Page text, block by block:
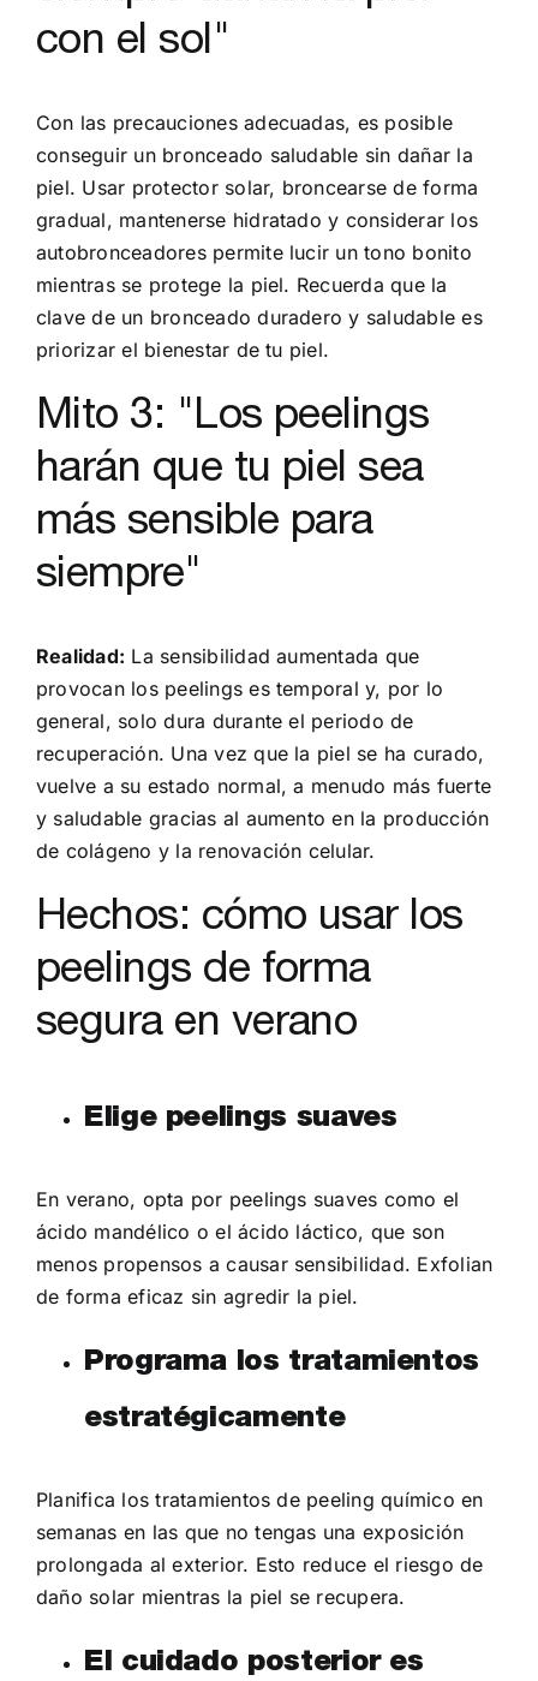
con el sol"
Con las precauciones adecuadas, es posible
conseguir un bronceado saludable sin dañar la
piel. Usar protector solar, broncearse de forma
gradual, mantenerse hidratado y considerar los
autobronceadores permite lucir un tono bonito
mientras se protege la piel. Recuerda que la
clave de un bronceado duradero y saludable es
priorizar el bienestar de tu piel.
Mito 3: "Los peelings
harán que tu piel sea
más sensible para
siempre"
Realidad: La sensibilidad aumentada que
provocan los peelings es temporal y, por lo
general, solo dura durante el periodo de
recuperación. Una vez que la piel se ha curado,
vuelve a su estado normal, a menudo más fuerte
y saludable gracias al aumento en la producción
de colágeno y la renovación celular.
Hechos: cómo usar los
peelings de forma
segura en verano
Elige peelings suaves
En verano, opta por peelings suaves como el
ácido mandélico o el ácido láctico, que son
menos propensos a causar sensibilidad. Exfolian
de forma eficaz sin agredir la piel.
Programa los tratamientos
estratégicamente
Planifica los tratamientos de peeling químico en
semanas en las que no tengas una exposición
prolongada al exterior. Esto reduce el riesgo de
daño solar mientras la piel se recupera.
El cuidado posterior es